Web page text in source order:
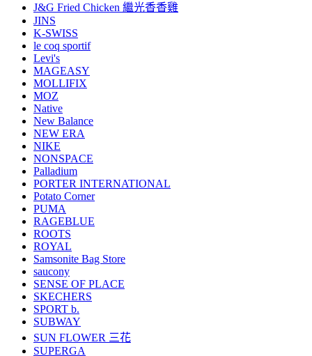
J&G Fried Chicken 繼光香香雞
JINS
K-SWISS
le coq sportif
Levi's
MAGEASY
MOLLIFIX
MOZ
Native
New Balance
NEW ERA
NIKE
NONSPACE
Palladium
PORTER INTERNATIONAL
Potato Corner
PUMA
RAGEBLUE
ROOTS
ROYAL
Samsonite Bag Store
saucony
SENSE OF PLACE
SKECHERS
SPORT b.
SUBWAY
SUN FLOWER 三花
SUPERGA